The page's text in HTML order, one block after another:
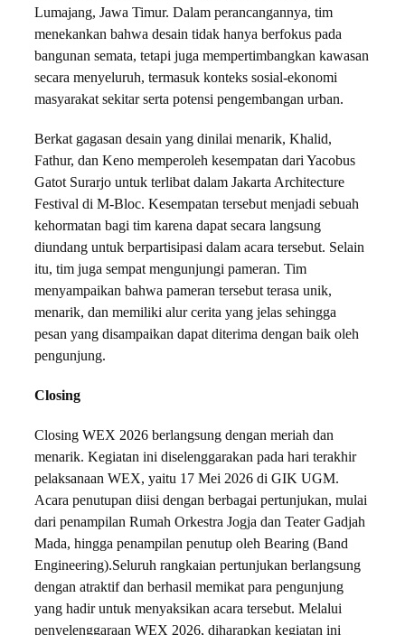
Lumajang, Jawa Timur. Dalam perancangannya, tim
menekankan bahwa desain tidak hanya berfokus pada
bangunan semata, tetapi juga mempertimbangkan kawasan
secara menyeluruh, termasuk konteks sosial-ekonomi
masyarakat sekitar serta potensi pengembangan urban.
Berkat gagasan desain yang dinilai menarik, Khalid,
Fathur, dan Keno memperoleh kesempatan dari Yacobus
Gatot Surarjo untuk terlibat dalam Jakarta Architecture
Festival di M-Bloc. Kesempatan tersebut menjadi sebuah
kehormatan bagi tim karena dapat secara langsung
diundang untuk berpartisipasi dalam acara tersebut. Selain
itu, tim juga sempat mengunjungi pameran. Tim
menyampaikan bahwa pameran tersebut terasa unik,
menarik, dan memiliki alur cerita yang jelas sehingga
pesan yang disampaikan dapat diterima dengan baik oleh
pengunjung.
Closing
Closing WEX 2026 berlangsung dengan meriah dan
menarik. Kegiatan ini diselenggarakan pada hari terakhir
pelaksanaan WEX, yaitu 17 Mei 2026 di GIK UGM.
Acara penutupan diisi dengan berbagai pertunjukan, mulai
dari penampilan Rumah Orkestra Jogja dan Teater Gadjah
Mada, hingga penampilan penutup oleh Bearing (Band
Engineering).Seluruh rangkaian pertunjukan berlangsung
dengan atraktif dan berhasil memikat para pengunjung
yang hadir untuk menyaksikan acara tersebut. Melalui
penyelenggaraan WEX 2026, diharapkan kegiatan ini